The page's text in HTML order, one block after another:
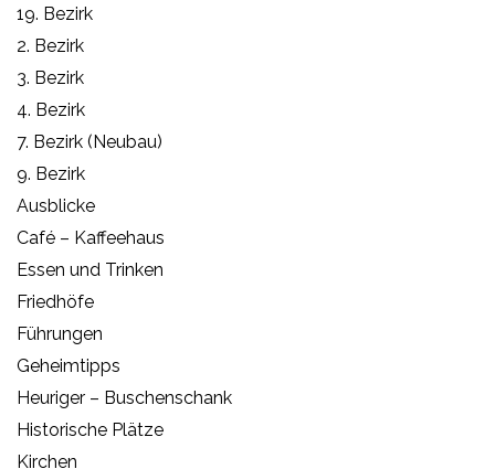
19. Bezirk
2. Bezirk
3. Bezirk
4. Bezirk
7. Bezirk (Neubau)
9. Bezirk
Ausblicke
Café – Kaffeehaus
Essen und Trinken
Friedhöfe
Führungen
Geheimtipps
Heuriger – Buschenschank
Historische Plätze
Kirchen